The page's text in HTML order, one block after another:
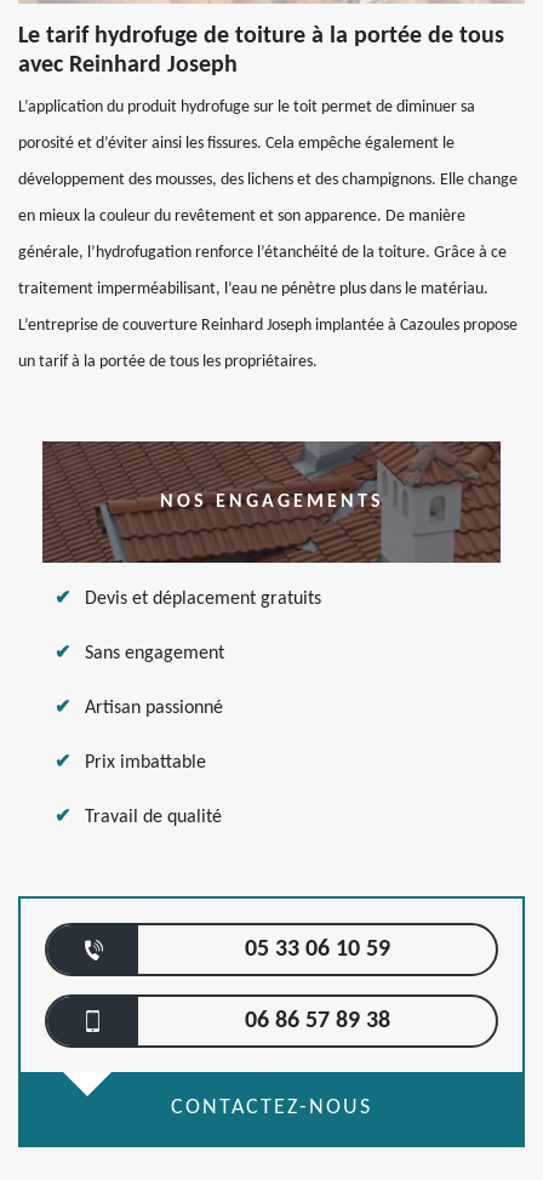
Le tarif hydrofuge de toiture à la portée de tous
avec Reinhard Joseph
L’application du produit hydrofuge sur le toit permet de diminuer sa
porosité et d’éviter ainsi les fissures. Cela empêche également le
développement des mousses, des lichens et des champignons. Elle change
en mieux la couleur du revêtement et son apparence. De manière
générale, l’hydrofugation renforce l’étanchéité de la toiture. Grâce à ce
traitement imperméabilisant, l’eau ne pénètre plus dans le matériau.
L’entreprise de couverture Reinhard Joseph implantée à Cazoules propose
un tarif à la portée de tous les propriétaires.
NOS ENGAGEMENTS
Devis et déplacement gratuits
Sans engagement
Artisan passionné
Prix imbattable
Travail de qualité
05 33 06 10 59
06 86 57 89 38
CONTACTEZ-NOUS